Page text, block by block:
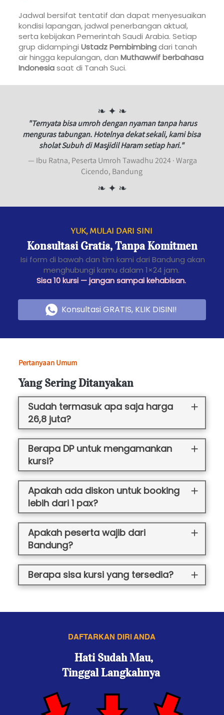
Jadwal bersifat tentatif dan dapat menyesuaikan
kondisi lapangan, jadwal penerbangan aktual,
serta kebijakan Pemerintah Saudi Arabia. Setiap
grup didampingi Ustadz Pembimbing dari tanah
air hingga kepulangan, dan Muthawwif berbahasa
Indonesia saat di Tanah Suci.
❧ ✦ ❧
"Ternyata bisa umroh dengan nyaman tanpa harus
menguras tabungan. Hotelnya dekat sekali, kami bisa
sholat Subuh di Masjidil Haram setiap hari."
— Ibu Ratna, Peserta Umroh Tawadhu 2024 · Warga
Cicendo, Bandung
❧ ✦ ❧
YUK, MULAI DARI SINI
Konsultasi Gratis, Tanpa Komitmen
menghubungi kamu dalam 1×24 jam.
Sisa 10 kursi — jangan sampai kehabisan.
` Konsultasi GRATIS, KLIK DISINI!
Pertanyaan Umum
Yang Sering Ditanyakan
Sudah termasuk apa saja harga
26,8 juta?
Berapa DP untuk mengamankan
kursi?
Apakah ada diskon untuk booking
lebih dari 1 pax?
Apakah peserta wajib dari
Bandung?
Berapa sisa kursi yang tersedia?
DAFTARKAN DIRI ANDA
Hati Sudah Mau,
Tinggal Langkahnya